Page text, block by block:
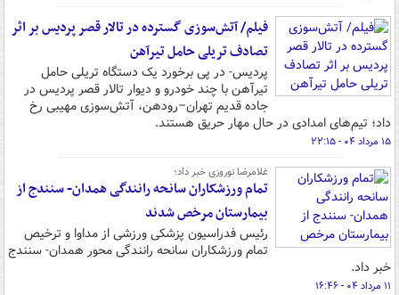
فیلم/ آتش‌سوزی گسترده در تالار قصر پردیس بر اثر
تصادف تریلی حامل تیرآهن
پردیس- در پی برخورد یک دستگاه تریلی حامل
تیرآهن با چند خودرو و دیوار تالار قصر پردیس در
جاده قدیم تهران–رودهن، آتش‌سوزی مهیبی رخ
داد؛ تیم‌های امدادی در حال مهار حریق هستند.
۱۵ مرداد ۰۴ - ۲۲:۱۵
غلامرضا نوروزی خبر داد؛
تمام ورزشکاران سانحه رانندگی همدان- سنندج از
بیمارستان مرخص شدند
رئیس فدراسیون پزشکی ورزشی از مداوا و ترخیص
تمام ورزشکاران سانحه رانندگی محور همدان- سنندج
خبر داد.
۱۱ مرداد ۰۴ - ۱۶:۴۶